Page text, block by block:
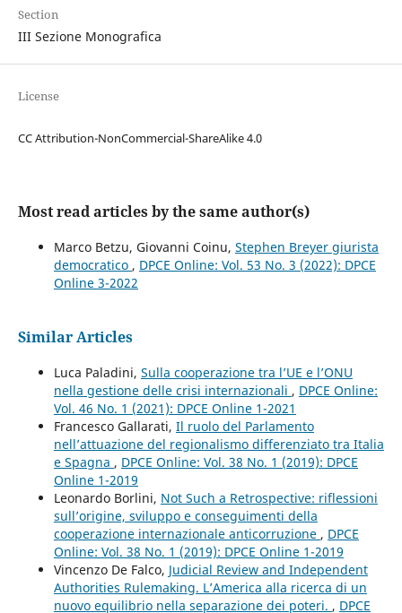
Section
III Sezione Monografica
License
CC Attribution-NonCommercial-ShareAlike 4.0
Most read articles by the same author(s)
Marco Betzu, Giovanni Coinu, Stephen Breyer giurista
democratico , DPCE Online: Vol. 53 No. 3 (2022): DPCE
Online 3-2022
Similar Articles
Luca Paladini, Sulla cooperazione tra l’UE e l’ONU
nella gestione delle crisi internazionali , DPCE Online:
Vol. 46 No. 1 (2021): DPCE Online 1-2021
Francesco Gallarati, Il ruolo del Parlamento
nell’attuazione del regionalismo differenziato tra Italia
e Spagna , DPCE Online: Vol. 38 No. 1 (2019): DPCE
Online 1-2019
Leonardo Borlini, Not Such a Retrospective: riflessioni
sull’origine, sviluppo e conseguimenti della
cooperazione internazionale anticorruzione , DPCE
Online: Vol. 38 No. 1 (2019): DPCE Online 1-2019
Vincenzo De Falco, Judicial Review and Independent
Authorities Rulemaking. L’America alla ricerca di un
nuovo equilibrio nella separazione dei poteri. , DPCE